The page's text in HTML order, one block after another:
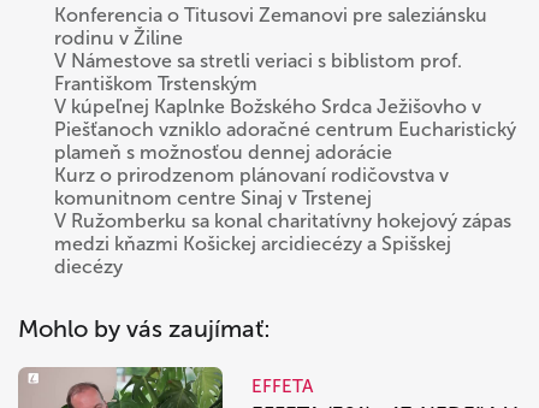
Konferencia o Titusovi Zemanovi pre saleziánsku
rodinu v Žiline
V Námestove sa stretli veriaci s biblistom prof.
Františkom Trstenským
V kúpeľnej Kaplnke Božského Srdca Ježišovho v
Piešťanoch vzniklo adoračné centrum Eucharistický
plameň s možnosťou dennej adorácie
Kurz o prirodzenom plánovaní rodičovstva v
komunitnom centre Sinaj v Trstenej
V Ružomberku sa konal charitatívny hokejový zápas
medzi kňazmi Košickej arcidiecézy a Spišskej
diecézy
Mohlo by vás zaujímať:
EFFETA